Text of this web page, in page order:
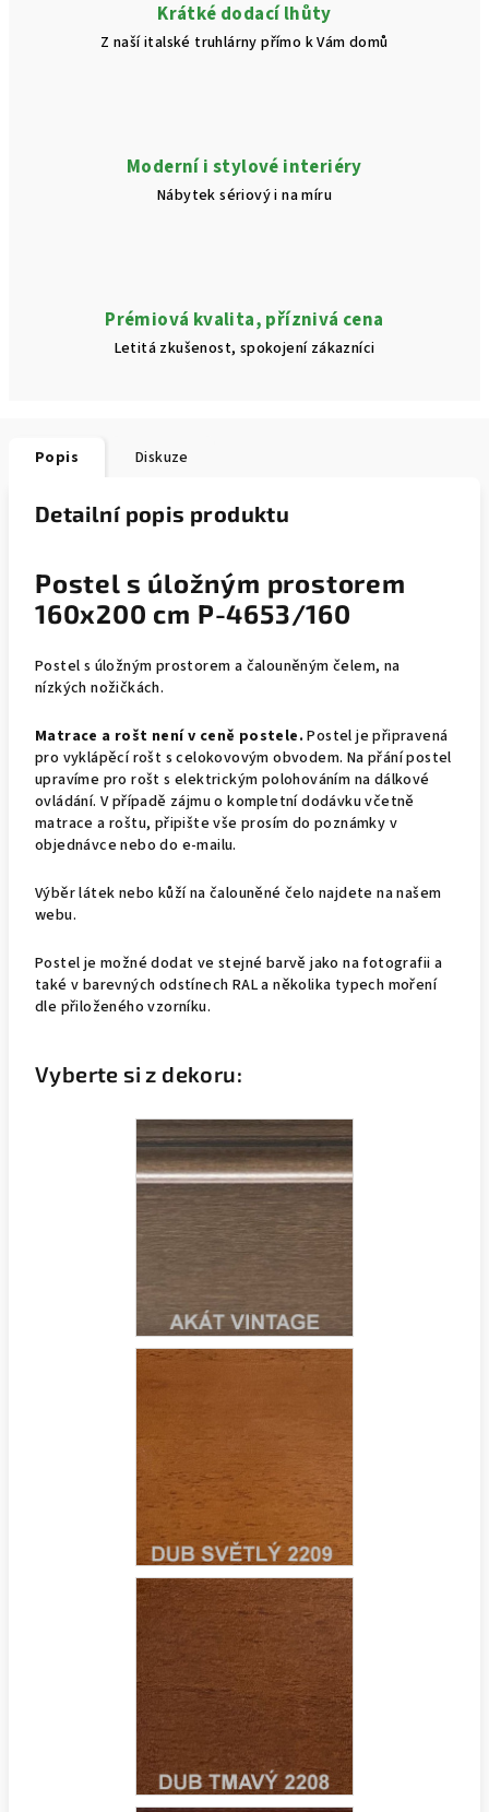
Krátké dodací lhůty
Z naší italské truhlárny přímo k Vám domů
Moderní i stylové interiéry
Nábytek sériový i na míru
Prémiová kvalita, příznivá cena
Letitá zkušenost, spokojení zákazníci
Popis Diskuze
Detailní popis produktu
Postel s úložným prostorem
160x200 cm P-4653/160
Postel s úložným prostorem a čalouněným čelem, na
nízkých nožičkách.
Matrace a rošt není v ceně postele. Postel je připravená
pro vyklápěcí rošt s celokovovým obvodem. Na přání postel
upravíme pro rošt s elektrickým polohováním na dálkové
ovládání. V případě zájmu o kompletní dodávku včetně
matrace a roštu, připište vše prosím do poznámky v
objednávce nebo do e-mailu.
Výběr látek nebo kůží na čalouněné čelo najdete na našem
webu.
Postel je možné dodat ve stejné barvě jako na fotografii a
také v barevných odstínech RAL a několika typech moření
dle přiloženého vzorníku.
Vyberte si z dekoru: